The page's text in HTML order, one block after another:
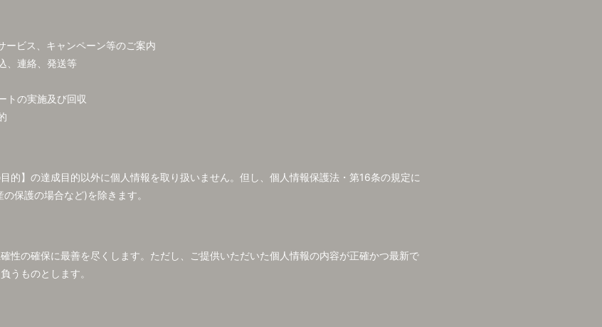
ービス、キャンペーン等のご案内
、連絡、発送等
トの実施及び回収
的】の達成目的以外に個人情報を取り扱いません。但し、個人情報保護法・第16条の規定に
保護の場合など)を除きます。
性の確保に最善を尽くします。ただし、ご提供いただいた個人情報の内容が正確かつ最新で
うものとします。